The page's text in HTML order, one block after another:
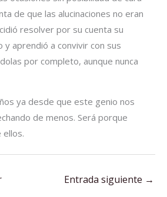
de que las alucinaciones no eran
resolver por su cuenta su
aprendió a convivir con sus
por completo, aunque nunca
ya desde que este genio nos
de menos. Será porque
ellos.
Entrada siguiente →